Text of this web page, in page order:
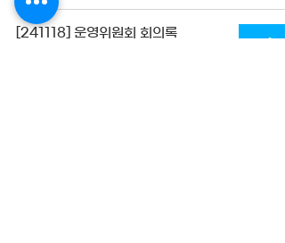
[241118] 운영위원회 회의록